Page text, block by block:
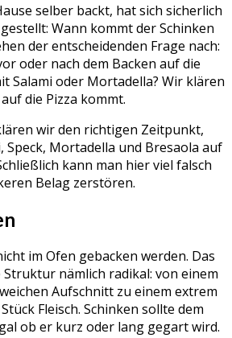
selber backt, hat sich sicherlich
Wann kommt der Schinken
der entscheidenden Frage nach:
oder nach dem Backen auf die
Salami oder Mortadella? Wir klären
die Pizza kommt.
wir den richtigen Zeitpunkt,
Speck, Mortadella und Bresaola auf
kann man hier viel falsch
Belag zerstören.
im Ofen gebacken werden. Das
nämlich radikal: von einem
Aufschnitt zu einem extrem
Fleisch. Schinken sollte dem
ob er kurz oder lang gegart wird.